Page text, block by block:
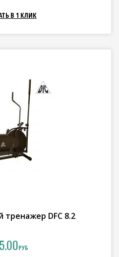
В 1 КЛИК
тренажер DFC 8.2
РУБ